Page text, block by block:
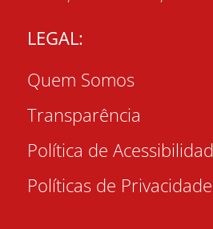
LEGAL:
Quem Somos
Transparência
Política de
Políticas de Privacidade